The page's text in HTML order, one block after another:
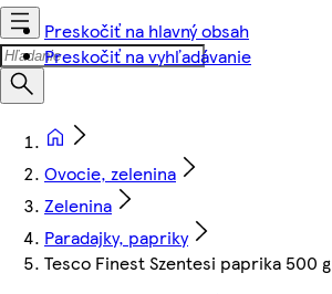
Preskočiť na hlavný obsah
Preskočiť na vyhľadávanie
Ovocie, zelenina
Zelenina
Paradajky, papriky
Tesco Finest Szentesi paprika 500 g